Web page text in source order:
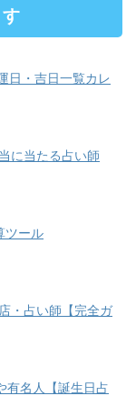
日・吉日一覧カレ
に当たる占い師
ツール
・占い師【完全ガ
有名人【誕生日占